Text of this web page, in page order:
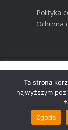
Polityka
Ochrona
używania.
cookies,
Ta strona
najwyższym
Zgoda